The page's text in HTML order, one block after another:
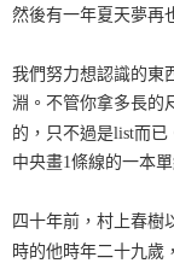
然後有一年夏天夢再
我們努力想認識的東
淵。不管你拿多長的
的，只不過是list而
中央畫1條線的一本
四十年前，村上春樹
時的他時年二十九歲